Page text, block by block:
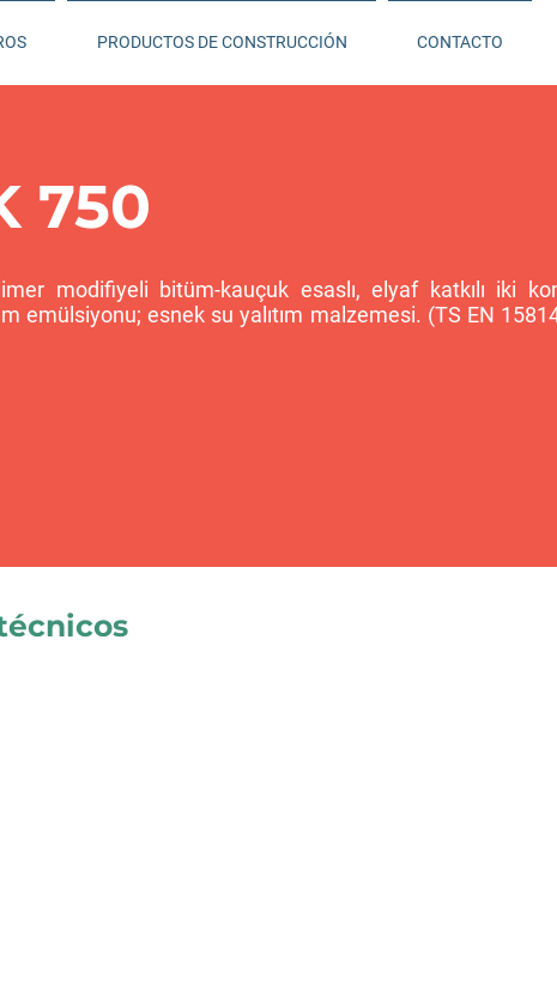
PRODUCTOS DE CONSTRUCCIÓN CONTACTO
750
modifiyeli bitüm-kauçuk esaslı, elyaf katkılı iki
emülsiyonu; esnek su yalıtım malzemesi. (TS EN